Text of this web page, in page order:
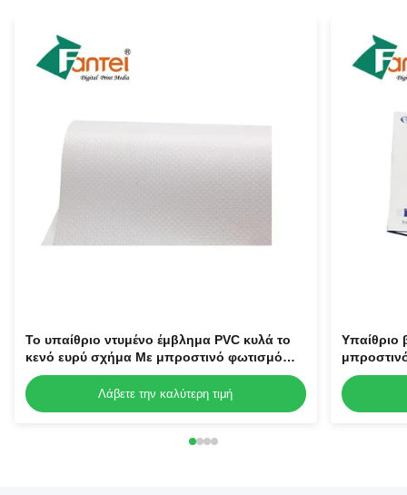
Το υπαίθριο ντυμένο έμβλημα PVC κυλά το
κενό ευρύ σχήμα Με μπροστινό φωτισμό
440g/510g/610g
Λάβετε την καλύτερη τιμή
Υπαίθριο